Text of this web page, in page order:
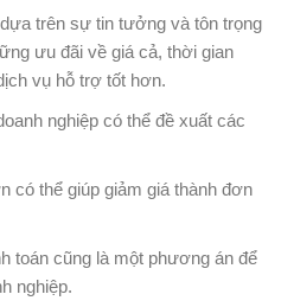
trên sự tin tưởng và tôn trọng
ưu đãi về giá cả, thời gian
vụ hỗ trợ tốt hơn.
nghiệp có thể đề xuất các
có thể giúp giảm giá thành đơn
toán cũng là một phương án để
nghiệp.